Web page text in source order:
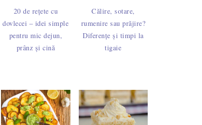
20 de rețete cu
dovlecei – idei simple
pentru mic dejun,
prânz și cină
Călire, sotare,
rumenire sau prăjire?
Diferențe și timpi la
tigaie